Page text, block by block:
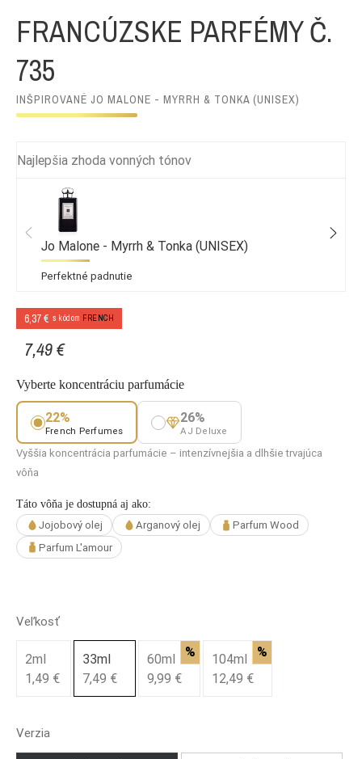
FRANCÚZSKE PARFÉMY Č.
735
INŠPIROVANÉ JO MALONE - MYRRH & TONKA (UNISEX)
Najlepšia zhoda vonných tónov
Jo Malone - Myrrh & Tonka (UNISEX)
Perfektné padnutie
6,37 € s kódom FRENCH
7,49 €
Vyberte koncentráciu parfumácie
22%
French Perfumes
26%
AJ Deluxe
Vyššia koncentrácia parfumácie – intenzívnejšia a dlhšie trvajúca
vôňa
Táto vôňa je dostupná aj ako:
Jojobový olej Arganový olej
Parfum Wood
Parfum L'amour
Veľkosť
2ml
1,49 €
33ml
7,49 €
60ml %
9,99 €
104ml %
12,49 €
Verzia